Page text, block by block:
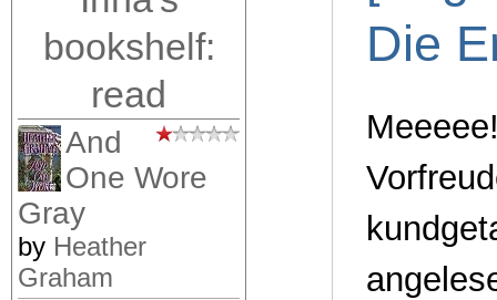
bookshelf:
read
And
One Wore
Gray
by Heather
Graham
Die